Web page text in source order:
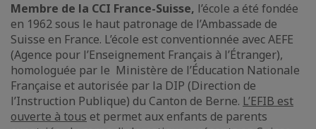
Membre de la CCI France-Suisse, l’école a été fondée
en 1962 sous le haut patronage de l’Ambassade de
Suisse en France. L’école est conventionnée avec AEFE
(Agence pour l’Enseignement Français à l’Étranger),
homologuée par le Ministère de l’Éducation Nationale
Française et autorisée par la DIP (Direction de
l’Instruction Publique) du Canton de Berne. L’EFIB est
ouverte à tous et permet aux enfants de parents